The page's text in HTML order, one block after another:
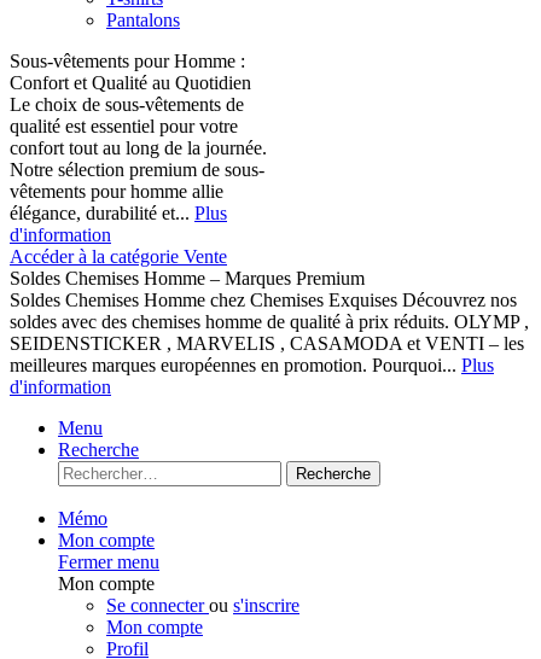
Pantalons
Sous-vêtements pour Homme :
Confort et Qualité au Quotidien
Le choix de sous-vêtements de
qualité est essentiel pour votre
confort tout au long de la journée.
Notre sélection premium de sous-
vêtements pour homme allie
élégance, durabilité et... Plus
d'information
Accéder à la catégorie Vente
Soldes Chemises Homme – Marques Premium
Soldes Chemises Homme chez Chemises Exquises Découvrez nos
soldes avec des chemises homme de qualité à prix réduits. OLYMP ,
SEIDENSTICKER , MARVELIS , CASAMODA et VENTI – les
meilleures marques européennes en promotion. Pourquoi... Plus
d'information
Menu
Recherche
Recherche
Mémo
Mon compte
Fermer menu
Mon compte
Se connecterou s'inscrire
Mon compte
Profil